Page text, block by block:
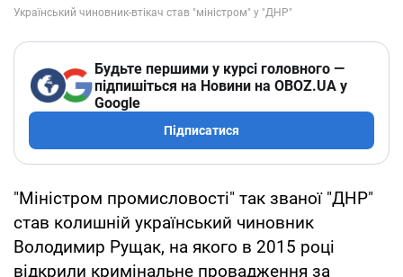
Будьте першими у курсі головного —
підпишіться на Новини на OBOZ.UA у
Google
Підписатися
"Міністром промисловості" так званої "ДНР"
став колишній український чиновник
Володимир Рущак, на якого в 2015 році
відкрили кримінальне провадження за